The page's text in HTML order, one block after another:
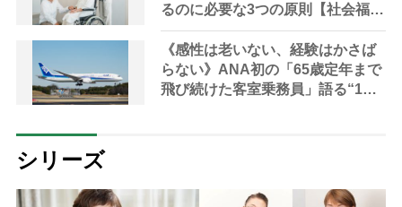
るのに必要な3つの原則【社会福祉
士解説】
《感性は老いない、経験はかさば
らない》ANA初の「65歳定年まで
飛び続けた客室乗務員」語る“1人
シリーズ